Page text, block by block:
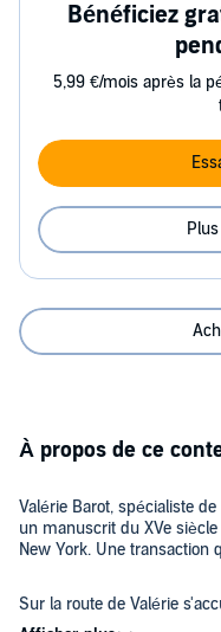
Bénéficiez
5,99 €/mois après la
À propos de ce
Valérie Barot, spécialiste
un manuscrit du XVe
New York. Une transaction
Sur la route de Valérie
événements dramatiques,